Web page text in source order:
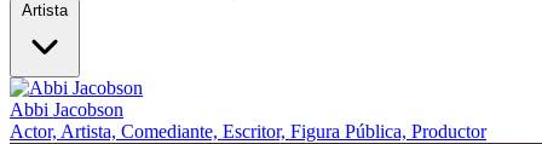
Artista
Abbi Jacobson
Actor, Artista, Comediante, Escritor, Figura Pública, Productor